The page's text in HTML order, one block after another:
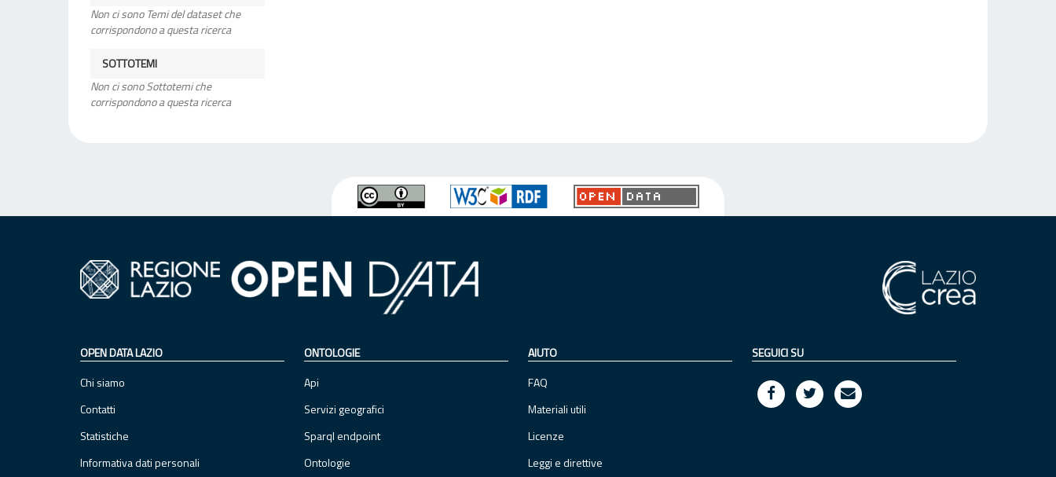
Non ci sono Temi del dataset che
corrispondono a questa ricerca
SOTTOTEMI
Non ci sono Sottotemi che
corrispondono a questa ricerca
OPEN DATA LAZIO
Chi siamo
Contatti
Statistiche
Informativa dati personali
ONTOLOGIE
Api
Servizi geografici
Sparql endpoint
Ontologie
AIUTO
FAQ
Materiali utili
Licenze
Leggi e direttive
SEGUICI SU